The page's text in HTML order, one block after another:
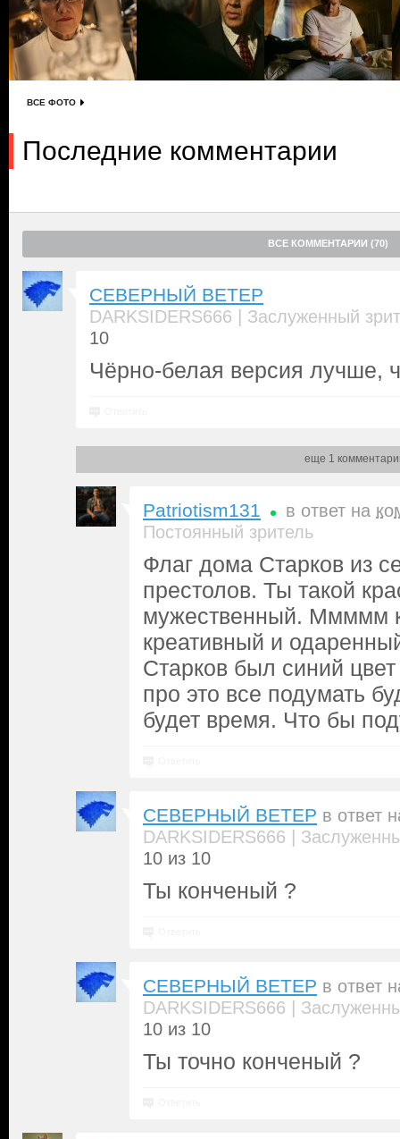
ВСЕ ФОТО
Последние комментарии
ВСЕ КОММЕНТАРИИ (70)
СЕВЕРНЫЙ ВЕТЕР
DARKSIDERS666 | Заслуженный
10
Чёрно-белая версия лучше,
еще 1
Patriotism131 в ответ на
Постоянный зритель
Флаг дома Старков из
престолов. Ты такой
мужественный. Ммммм
креативный и
Старков был синий
про это все подумать
будет время. Что бы
СЕВЕРНЫЙ ВЕТЕР в ответ
DARKSIDERS666 |
10 из 10
Ты конченый ?
СЕВЕРНЫЙ ВЕТЕР в ответ
DARKSIDERS666 |
10 из 10
Ты точно конченый ?